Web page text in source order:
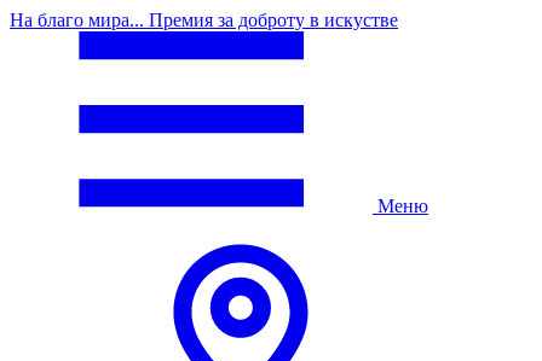
На благо мира... Премия за доброту в искустве
Меню